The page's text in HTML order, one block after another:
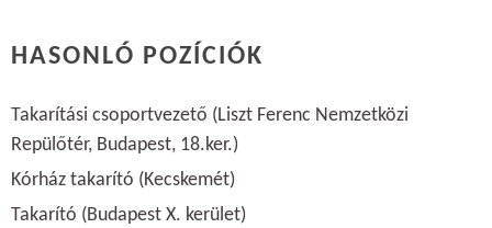
HASONLÓ POZÍCIÓK
Takarítási csoportvezető (Liszt Ferenc Nemzetközi
Repülőtér, Budapest, 18.ker.)
Kórház takarító (Kecskemét)
Takarító (Budapest X. kerület)